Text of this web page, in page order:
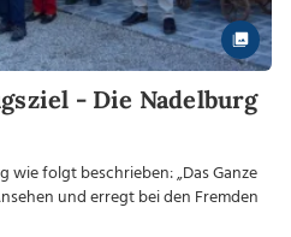
- Die Nadelburg
wie folgt beschrieben: „Das Ganze
und erregt bei den Fremden